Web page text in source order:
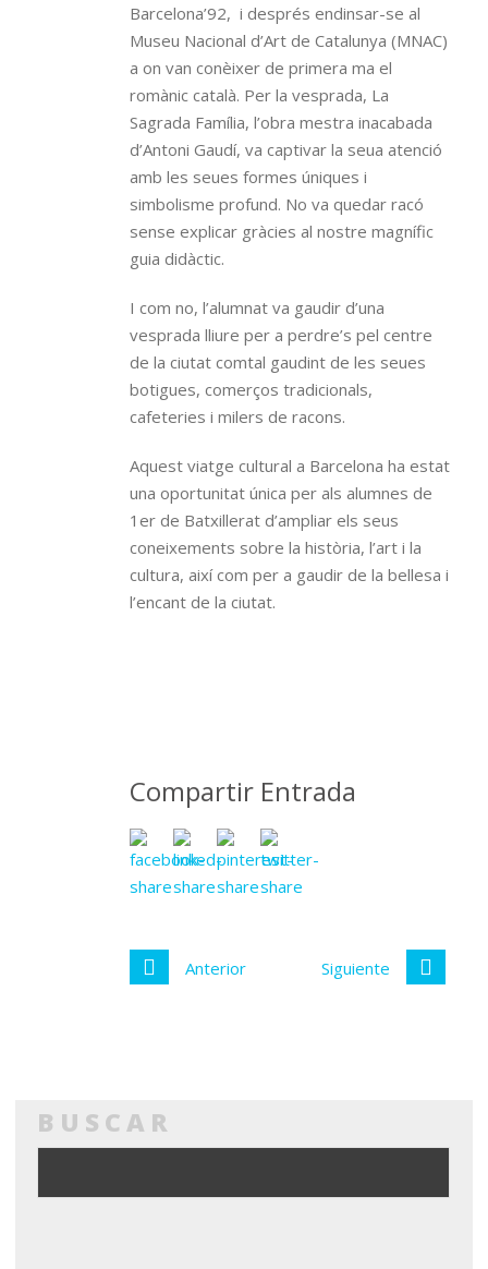
Barcelona’92, i després endinsar-se al
Museu Nacional d’Art de Catalunya (MNAC)
a on van conèixer de primera ma el
romànic català. Per la vesprada, La
Sagrada Família, l’obra mestra inacabada
d’Antoni Gaudí, va captivar la seua atenció
amb les seues formes úniques i
simbolisme profund. No va quedar racó
sense explicar gràcies al nostre magnífic
guia didàctic.
I com no, l’alumnat va gaudir d’una
vesprada lliure per a perdre’s pel centre
de la ciutat comtal gaudint de les seues
botigues, comerços tradicionals,
cafeteries i milers de racons.
Aquest viatge cultural a Barcelona ha estat
una oportunitat única per als alumnes de
1er de Batxillerat d’ampliar els seus
coneixements sobre la història, l’art i la
cultura, així com per a gaudir de la bellesa i
l’encant de la ciutat.
Compartir Entrada
Anterior Siguiente
BUSCAR